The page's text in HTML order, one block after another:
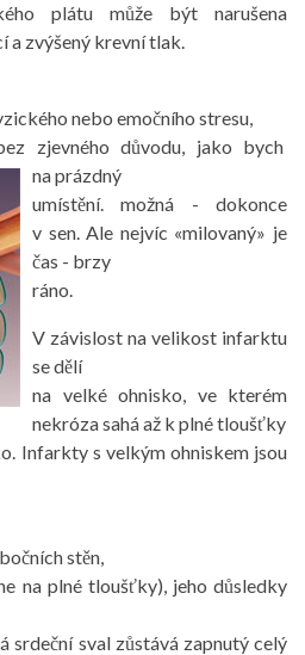
plátu může být narušena
a zvýšený krevní tlak.
nebo emočního stresu,
zjevného důvodu, jako bych
na prázdný
umístění. možná - dokonce
v sen. Ale nejvíc «milovaný» je
čas - brzy
ráno.
V závislost na velikost infarktu
se dělí
na velké ohnisko, ve kterém
nekróza sahá až k plné tloušťky
Infarkty s velkým ohniskem jsou
stěn,
na plné tloušťky), jeho důsledky
srdeční sval zůstává zapnutý celý